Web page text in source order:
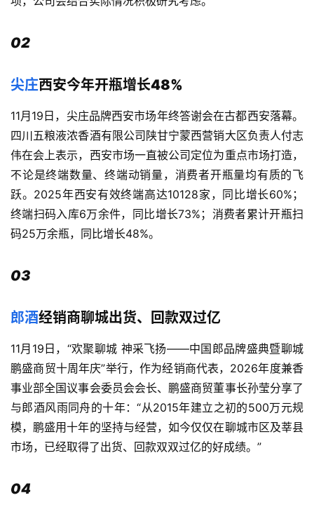
02
尖庄西安今年开瓶增长48%
11月19日，尖庄品牌西安市场年终答谢会在古都西安落幕。
四川五粮液浓香酒有限公司陕甘宁蒙西营销大区负责人付志
伟在会上表示，西安市场一直被公司定位为重点市场打造，
不论是终端数量、终端动销量，消费者开瓶量均有质的飞
跃。2025年西安有效终端高达10128家，同比增长60%；
终端扫码入库6万余件，同比增长73%；消费者累计开瓶扫
码25万余瓶，同比增长48%。
03
郎酒经销商聊城出货、回款双过亿
11月19日，“欢聚聊城 神采飞扬——中国郎品牌盛典暨聊城
鹏盛商贸十周年庆”举行，作为经销商代表，2026年度兼香
事业部全国议事会委员会会长、鹏盛商贸董事长孙莹分享了
与郎酒风雨同舟的十年：“从2015年建立之初的500万元规
模，鹏盛用十年的坚持与经营，如今仅仅在聊城市区及莘县
市场，已经取得了出货、回款双双过亿的好成绩。”
04